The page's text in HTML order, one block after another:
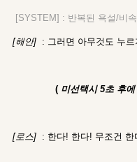
[SYSTEM] : 반복된 욕설/비
[해안] : 그러면 아무것도 누
( 미선택시 5초 후
[로스] : 한다! 한다! 무조건 한